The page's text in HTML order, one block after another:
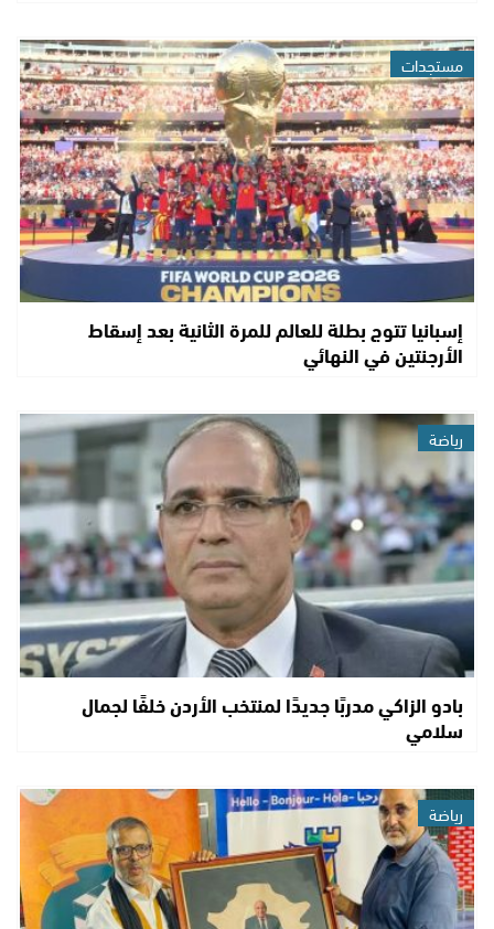
مستجدات
إسبانيا تتوج بطلة للعالم للمرة الثانية بعد إسقاط
الأرجنتين في النهائي
رياضة
بادو الزاكي مدربًا جديدًا لمنتخب الأردن خلفًا لجمال
سلامي
رياضة